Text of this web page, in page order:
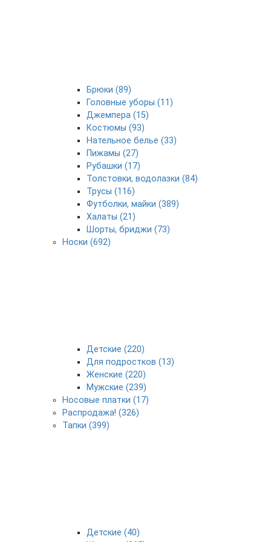
Брюки (89)
Головные уборы (11)
Джемпера (15)
Костюмы (93)
Нательное белье (33)
Пижамы (27)
Рубашки (17)
Толстовки, водолазки (84)
Трусы (116)
Футболки, майки (389)
Халаты (21)
Шорты, бриджи (73)
Носки (692)
Детские (220)
Для подростков (13)
Женские (220)
Мужские (239)
Носовые платки (17)
Распродажа! (326)
Тапки (399)
Детские (40)